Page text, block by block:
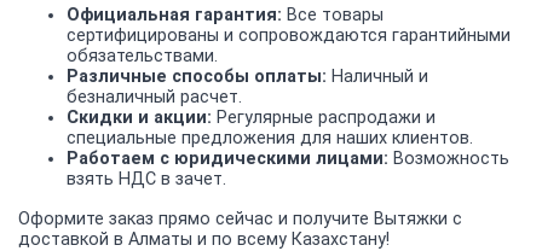
Официальная гарантия: Все товары
сертифицированы и сопровождаются гарантийными
обязательствами.
Различные способы оплаты: Наличный и
безналичный расчет.
Скидки и акции: Регулярные распродажи и
специальные предложения для наших клиентов.
Работаем с юридическими лицами: Возможность
взять НДС в зачет.
Оформите заказ прямо сейчас и получите Вытяжки с
доставкой в Алматы и по всему Казахстану!